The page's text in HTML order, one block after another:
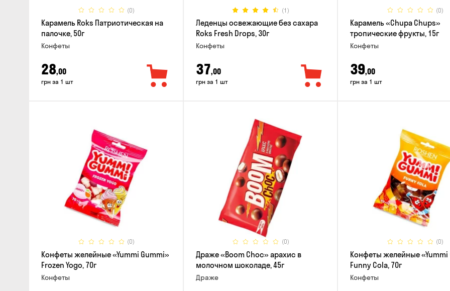
(0)
Карамель Roks Патриотическая на
палочке, 50г
Конфеты
28,00
грн за 1 шт
(1)
Леденцы освежающие без сахара
Roks Fresh Drops, 30г
Конфеты
37,00
грн за 1 шт
(0)
Карамель «Chupa Chups»
тропические фрукты, 15г
Конфеты
39,00
грн за 1 шт
(0)
Конфеты желейные «Yummi Gummi»
Frozen Yogo, 70г
Конфеты
(0)
Драже «Boom Choc» арахис в
молочном шоколаде, 45г
Драже
(0)
Конфеты желейные «Yummi
Funny Cola, 70г
Конфеты